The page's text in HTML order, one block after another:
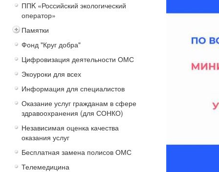
ППK «Российский экологический
оператор»
Памятки
Фонд "Круг добра"
Цифровизация деятельности ОМС
Экоуроки для всех
Информация для специалистов
Оказание услуг гражданам в сфере
здравоохранения (для СОНКО)
Независимая оценка качества
оказания услуг
Бесплатная замена полисов ОМС
Телемедицина